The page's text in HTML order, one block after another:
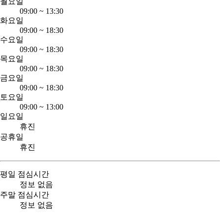
09:00 ~ 13:30
화요일
09:00 ~ 18:30
수요일
09:00 ~ 18:30
목요일
09:00 ~ 18:30
금요일
09:00 ~ 18:30
토요일
09:00 ~ 13:00
일요일
휴진
공휴일
휴진
평일 점심시간
정보 없음
주말 점심시간
정보 없음